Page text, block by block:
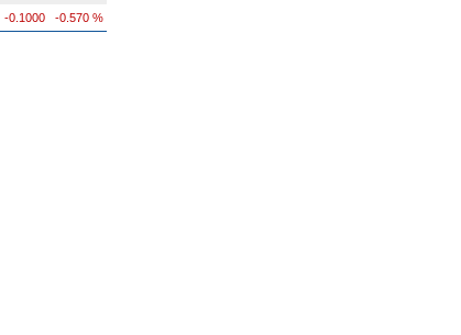
-0.1000 -0.570 %